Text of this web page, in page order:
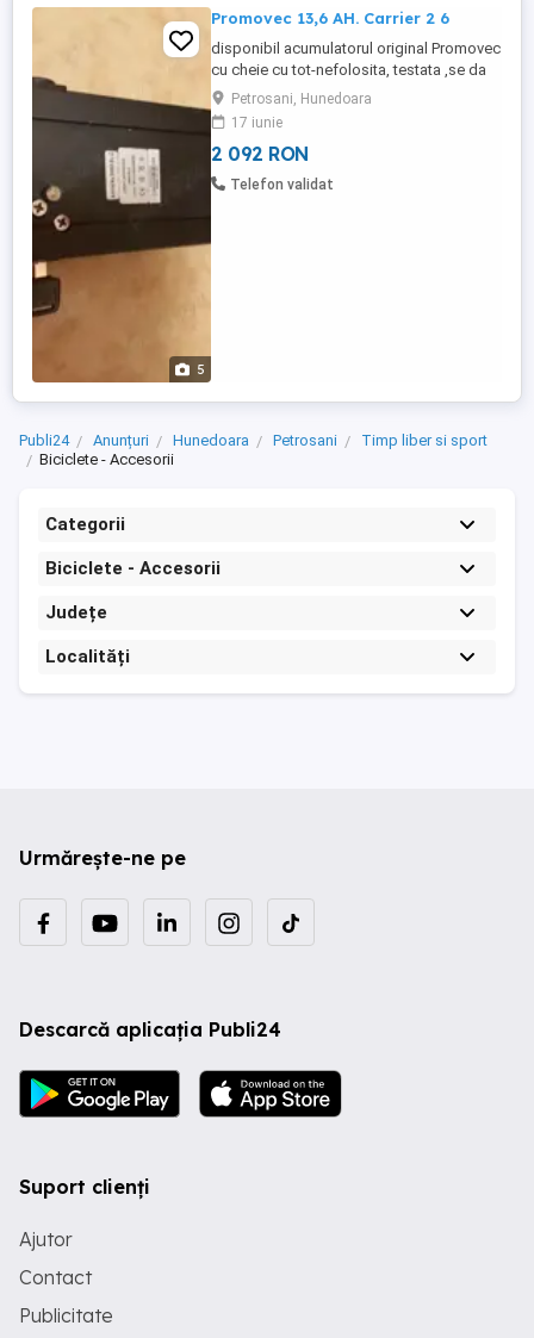
5
Promovec 13,6 AH. Carrier 2 6
disponibil acumulatorul original Promovec
cu cheie cu tot-nefolosita, testata ,se da
cu proba, -port usb. pret initial de magazin
750 euro, 1000 dolari canadieni
Petrosani, Hunedoara
17 iunie
2 092 RON
Telefon validat
Publi24 Anunțuri Hunedoara Petrosani
Timp liber si sport
Biciclete - Accesorii
Categorii
Biciclete - Accesorii
Județe
Localități
Urmărește-ne pe
Descarcă aplicația Publi24
Suport clienți
Ajutor
Contact
Publicitate